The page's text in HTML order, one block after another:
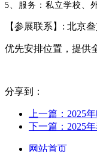
5、服务：私立学校、
【参展联系】: 北京
优先安排位置，提供
分享到：
上一篇：2025
下一篇：2025
网站首页